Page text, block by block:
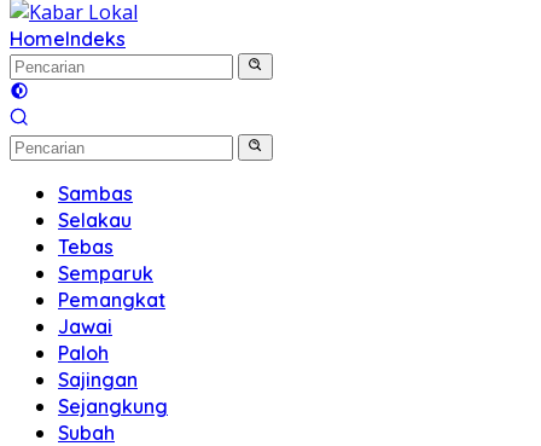
HomeIndeks
Sambas
Selakau
Tebas
Semparuk
Pemangkat
Jawai
Paloh
Sajingan
Sejangkung
Subah